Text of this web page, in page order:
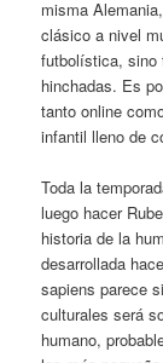
misma
clásico a nivel
futbolística, sino
hinchadas. Es
tanto online
infantil lleno de
Toda la
luego hacer
historia de la
desarrollada
sapiens parece
culturales será
humano,